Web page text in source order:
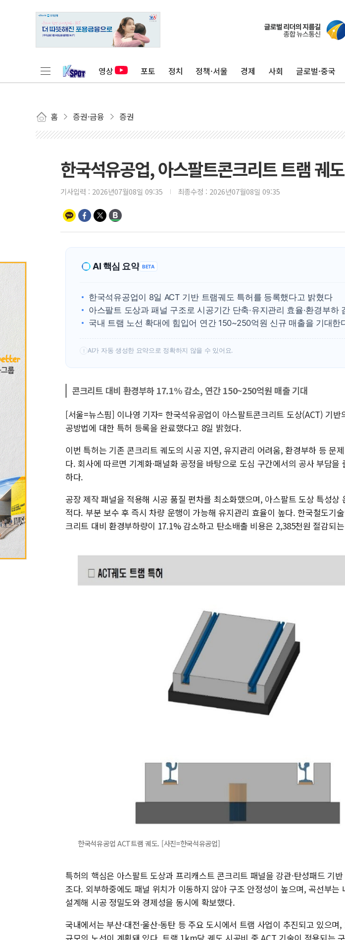
영상 포토 정치 정책·서울 경제 사회 글로벌·중국
홈 증권·금융 증권
한국석유공업, 아스팔트콘크리트 트램 궤
기사입력 : 2026년07월08일 09:35 최종수정 : 2026년07월08일 09:35
AI 핵심 요약 BETA
한국석유공업이 8일 ACT 기반 트램궤도 특허를 등록했다고 밝혔다
아스팔트 도상과 패널 구조로 시공기간 단축·유지관리 효율·환경부하
국내 트램 노선 확대에 힘입어 연간 150~250억원 신규 매출을 기대한
! AI가 자동 생성한 요약으로 정확하지 않을 수 있어요.
콘크리트 대비 환경부하 17.1% 감소, 연간 150~250억원 매출 기대
[서울=뉴스핌] 이나영 기자= 한국석유공업이 아스팔트콘크리트 도상(ACT) 기반
공방법에 대한 특허 등록을 완료했다고 8일 밝혔다.
이번 특허는 기존 콘크리트 궤도의 시공 지연, 유지관리 어려움, 환경부하 등 문
다. 회사에 따르면 기계화·패널화 공정을 바탕으로 도심 구간에서의 공사 부담을
하다.
공장 제작 패널을 적용해 시공 품질 편차를 최소화했으며, 아스팔트 도상 특성상
적다. 부분 보수 후 즉시 차량 운행이 가능해 유지관리 효율이 높다. 한국철도기
크리트 대비 환경부하량이 17.1% 감소하고 탄소배출 비용은 2,385천원 절감되
한국석유공업 ACT트램 궤도. [사진=한국석유공업]
특허의 핵심은 아스팔트 도상과 프리캐스트 콘크리트 패널을 강관·탄성패드 기
조다. 외부하중에도 패널 위치가 이동하지 않아 구조 안정성이 높으며, 곡선부는
설계해 시공 정밀도와 경제성을 동시에 확보했다.
국내에서는 부산·대전·울산·동탄 등 주요 도시에서 트램 사업이 추진되고 있으